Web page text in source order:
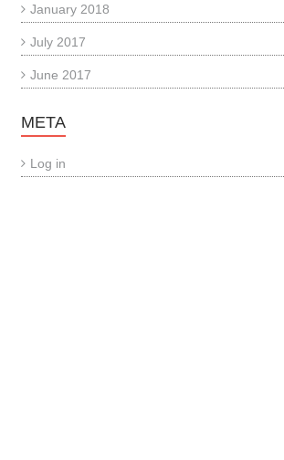
January 2018
July 2017
June 2017
META
Log in